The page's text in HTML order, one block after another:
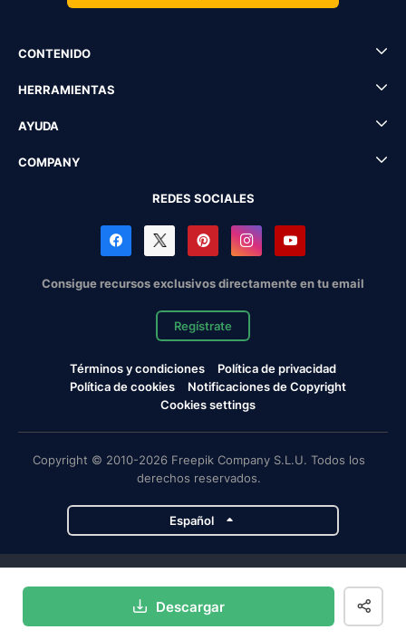
Descargar
CONTENIDO
HERRAMIENTAS
AYUDA
COMPANY
REDES SOCIALES
Consigue recursos exclusivos directamente en tu email
Regístrate
Términos y condiciones
Política de privacidad
Política de cookies
Notificaciones de Copyright
Cookies settings
Copyright © 2010-2026 Freepik Company S.L.U. Todos los
derechos reservados.
Español
Magnific Flaticon